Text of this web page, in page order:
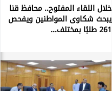
خلال اللقاء المفتوح.. محافظ قنا
يبحث شكاوى المواطنين ويفحص
261 طلبًا بمختلف...